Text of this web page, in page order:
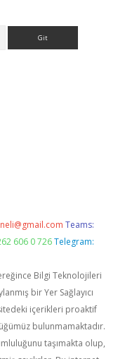
Teams:
606 0 726 Telegram:
Bilgi Teknolojileri
bir Yer Sağlayıcı
içerikleri proaktif
bulunmamaktadır.
taşımakta olup,